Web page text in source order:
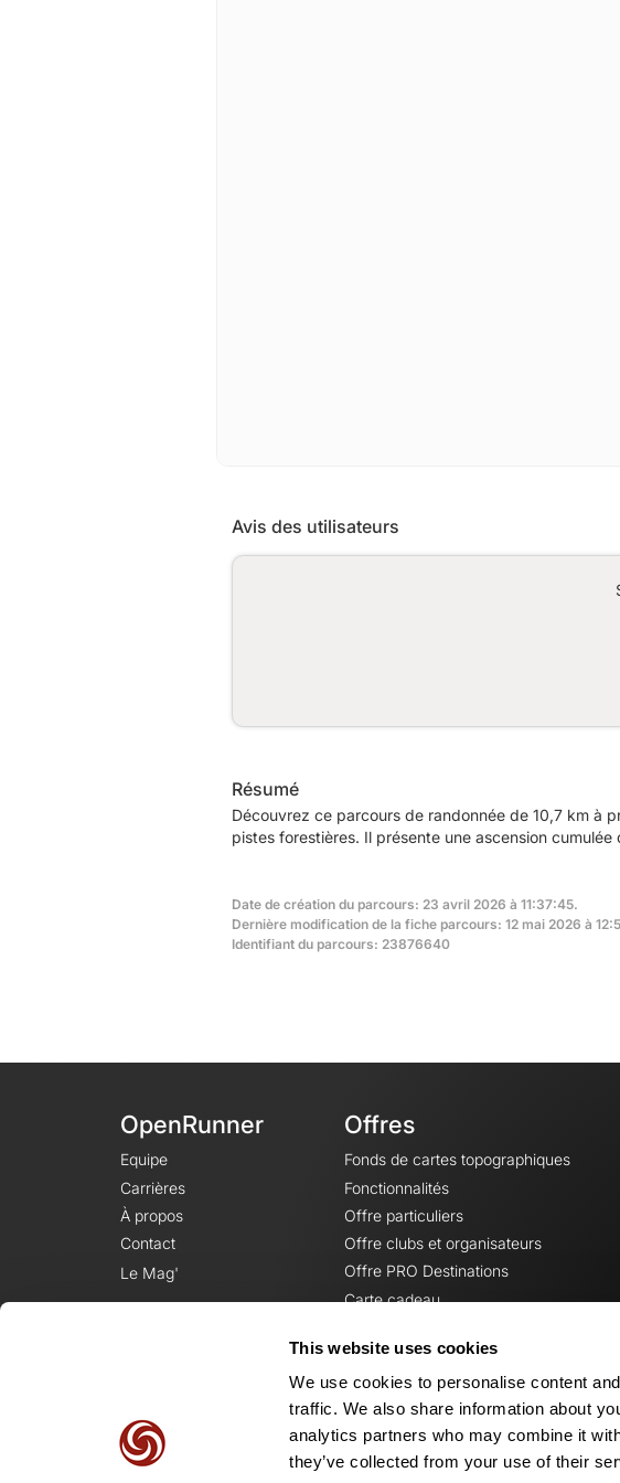
This website uses cookies
We use cookies to personalise content
traffic. We also share information about
analytics partners who may combine it
they’ve collected from your use of their
Avis des utilisateurs
Résumé
Découvrez ce parcours de randonnée de 10,7 km à
pistes forestières. Il présente une ascension
Date de création du parcours: 23 avril 2026 à 11:37:45.
Dernière modification de la fiche parcours: 12 mai 2026 à
Identifiant du parcours: 23876640
OpenRunner
Equipe
Carrières
À propos
Contact
Le Mag'
Offres
Fonds de cartes topographiques
Fonctionnalités
Offre particuliers
Offre clubs et organisateurs
Offre PRO Destinations
Carte cadeau